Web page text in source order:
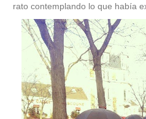
rato contemplando lo que había